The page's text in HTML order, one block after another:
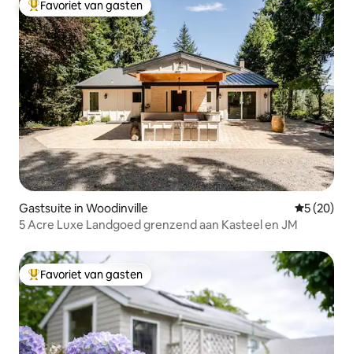
Topfavoriet van gasten
Favoriet van gasten
Gastsuite in Woodinville
5 (20)
5 Acre Luxe Landgoed grenzend aan Kasteel en JM
Topfavoriet van gasten
Favoriet van gasten